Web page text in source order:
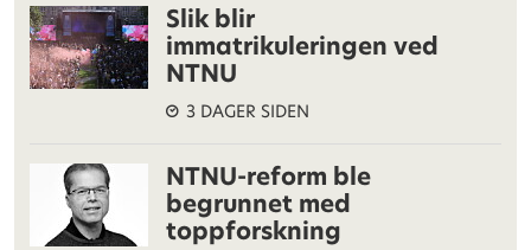
Slik blir
immatrikuleringen ved
NTNU
3 DAGER SIDEN
NTNU-reform ble
begrunnet med
toppforskning